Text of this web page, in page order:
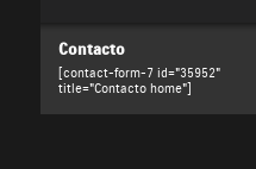
Contacto
[contact-form-7 id="35952"
title="Contacto home"]